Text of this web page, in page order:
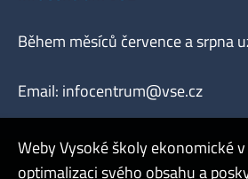
Během měsíců července a srpna
Email: infocentrum@vse.cz
Weby Vysoké školy ekonomické
optimalizaci svého obsahu a